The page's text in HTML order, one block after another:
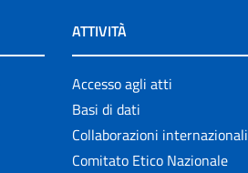
ATTIVITÀ
Accesso agli atti
Basi di dati
Collaborazioni internazionali
Comitato Etico Nazionale